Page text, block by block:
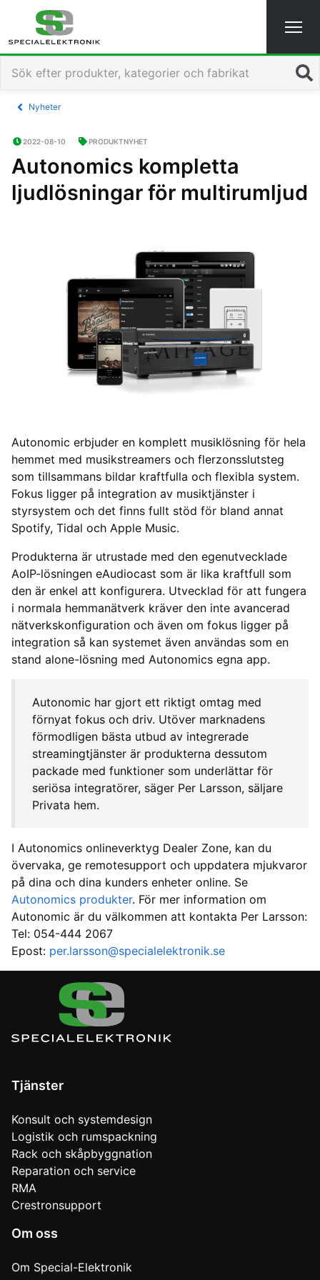
Sök
Nyheter
2022-08-10 PRODUKTNYHET
Autonomics kompletta
ljudlösningar för multirumljud
Autonomic erbjuder en komplett musiklösning för hela
hemmet med musikstreamers och flerzonsslutsteg
som tillsammans bildar kraftfulla och flexibla system.
Fokus ligger på integration av musiktjänster i
styrsystem och det finns fullt stöd för bland annat
Spotify, Tidal och Apple Music.
Produkterna är utrustade med den egenutvecklade
AoIP-lösningen eAudiocast som är lika kraftfull som
den är enkel att konfigurera. Utvecklad för att fungera
i normala hemmanätverk kräver den inte avancerad
nätverkskonfiguration och även om fokus ligger på
integration så kan systemet även användas som en
stand alone-lösning med Autonomics egna app.
Autonomic har gjort ett riktigt omtag med
förnyat fokus och driv. Utöver marknadens
förmodligen bästa utbud av integrerade
streamingtjänster är produkterna dessutom
packade med funktioner som underlättar för
seriösa integratörer, säger Per Larsson, säljare
Privata hem.
I Autonomics onlineverktyg Dealer Zone, kan du
övervaka, ge remotesupport och uppdatera mjukvaror
på dina och dina kunders enheter online. Se
Autonomics produkter. För mer information om
Autonomic är du välkommen att kontakta Per Larsson:
Tel: 054-444 2067
Epost: per.larsson@specialelektronik.se
Tjänster
Konsult och systemdesign
Logistik och rumspackning
Rack och skåpbyggnation
Reparation och service
RMA
Crestronsupport
Om oss
Om Special-Elektronik